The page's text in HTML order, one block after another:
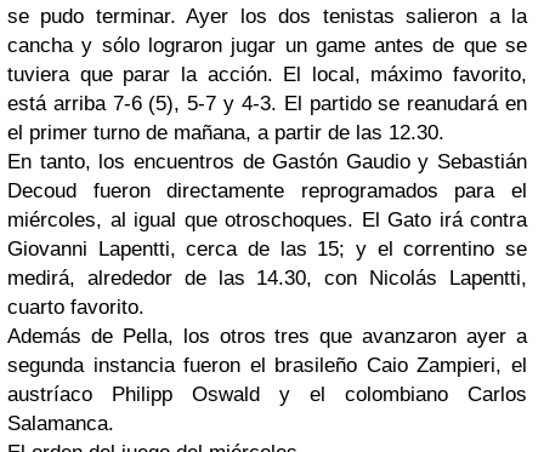
se pudo terminar. Ayer los dos tenistas salieron a la
cancha y sólo lograron jugar un gameantes de que se
tuviera que parar la acción. El local, máximo favorito,
está arriba 7-6 (5), 5-7 y 4-3. El partido se reanudará en
el primer turno de mañana, a partir de las 12.30.
En tanto, los encuentros deGastón Gaudioy Sebastián
Decoud fuerondirectamente reprogramados para el
miércoles, al igual que otroschoques. El Gato irá contra
Giovanni Lapentti, cerca de las 15; y el correntino se
medirá, alrededor de las 14.30, con Nicolás Lapentti,
cuarto favorito.
Además de Pella, los otros tres que avanzaron ayer a
segunda instancia fueron el brasileño Caio Zampieri, el
austríaco Philipp Oswald y el colombiano Carlos
Salamanca.